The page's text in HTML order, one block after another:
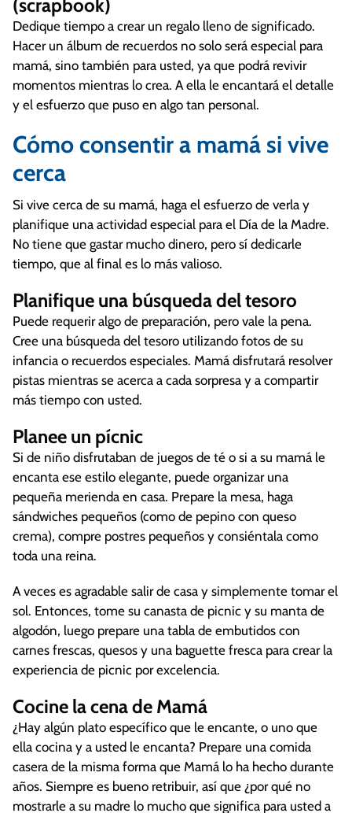
(scrapbook)
Dedique tiempo a crear un regalo lleno de significado.
Hacer un álbum de recuerdos no solo será especial para
mamá, sino también para usted, ya que podrá revivir
momentos mientras lo crea. A ella le encantará el detalle
y el esfuerzo que puso en algo tan personal.
Cómo consentir a mamá si vive
cerca
Si vive cerca de su mamá, haga el esfuerzo de verla y
planifique una actividad especial para el Día de la Madre.
No tiene que gastar mucho dinero, pero sí dedicarle
tiempo, que al final es lo más valioso.
Planifique una búsqueda del tesoro
Puede requerir algo de preparación, pero vale la pena.
Cree una búsqueda del tesoro utilizando fotos de su
infancia o recuerdos especiales. Mamá disfrutará resolver
pistas mientras se acerca a cada sorpresa y a compartir
más tiempo con usted.
Planee un pícnic
Si de niño disfrutaban de juegos de té o si a su mamá le
encanta ese estilo elegante, puede organizar una
pequeña merienda en casa. Prepare la mesa, haga
sándwiches pequeños (como de pepino con queso
crema), compre postres pequeños y consiéntala como
toda una reina.
A veces es agradable salir de casa y simplemente tomar el
sol. Entonces, tome su canasta de picnic y su manta de
algodón, luego prepare una tabla de embutidos con
carnes frescas, quesos y una baguette fresca para crear la
experiencia de picnic por excelencia.
Cocine la cena de Mamá
¿Hay algún plato específico que le encante, o uno que
ella cocina y a usted le encanta? Prepare una comida
casera de la misma forma que Mamá lo ha hecho durante
años. Siempre es bueno retribuir, así que ¿por qué no
mostrarle a su madre lo mucho que significa para usted a